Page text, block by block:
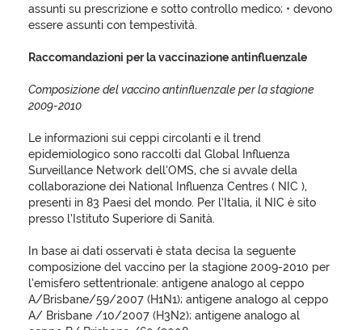
assunti su prescrizione e sotto controllo medico; • devono
essere assunti con tempestività.
Raccomandazioni per la vaccinazione antinfluenzale
Composizione del vaccino antinfluenzale per la stagione
2009-2010
Le informazioni sui ceppi circolanti e il trend
epidemiologico sono raccolti dal Global Influenza
Surveillance Network dell’OMS, che si avvale della
collaborazione dei National Influenza Centres ( NIC ),
presenti in 83 Paesi del mondo. Per l’Italia, il NIC è sito
presso l’Istituto Superiore di Sanità.
In base ai dati osservati è stata decisa la seguente
composizione del vaccino per la stagione 2009-2010 per
l’emisfero settentrionale: antigene analogo al ceppo
A/Brisbane/59/2007 (H1N1); antigene analogo al ceppo
A/ Brisbane /10/2007 (H3N2); antigene analogo al